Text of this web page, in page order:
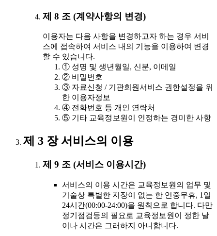
제 8 조 (계약사항의 변경)
이용자는 다음 사항을 변경하고자 하는 경우 서비
스에 접속하여 서비스 내의 기능을 이용하여 변경
할 수 있습니다.
① 성명 및 생년월일, 신분, 이메일
② 비밀번호
③ 자료신청 / 기관회원서비스 권한설정을 위
한 이용자정보
④ 전화번호 등 개인 연락처
⑤ 기타 교육정보원이 인정하는 경미한 사항
제 3 장 서비스의 이용
제 9 조 (서비스 이용시간)
서비스의 이용 시간은 교육정보원의 업무 및
기술상 특별한 지장이 없는 한 연중무휴, 1일
24시간(00:00-24:00)을 원칙으로 합니다. 다만
정기점검등의 필요로 교육정보원이 정한 날
이나 시간은 그러하지 아니합니다.